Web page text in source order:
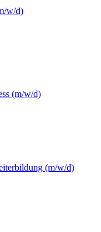
w/d)
(m/w/d)
(m/w/d)